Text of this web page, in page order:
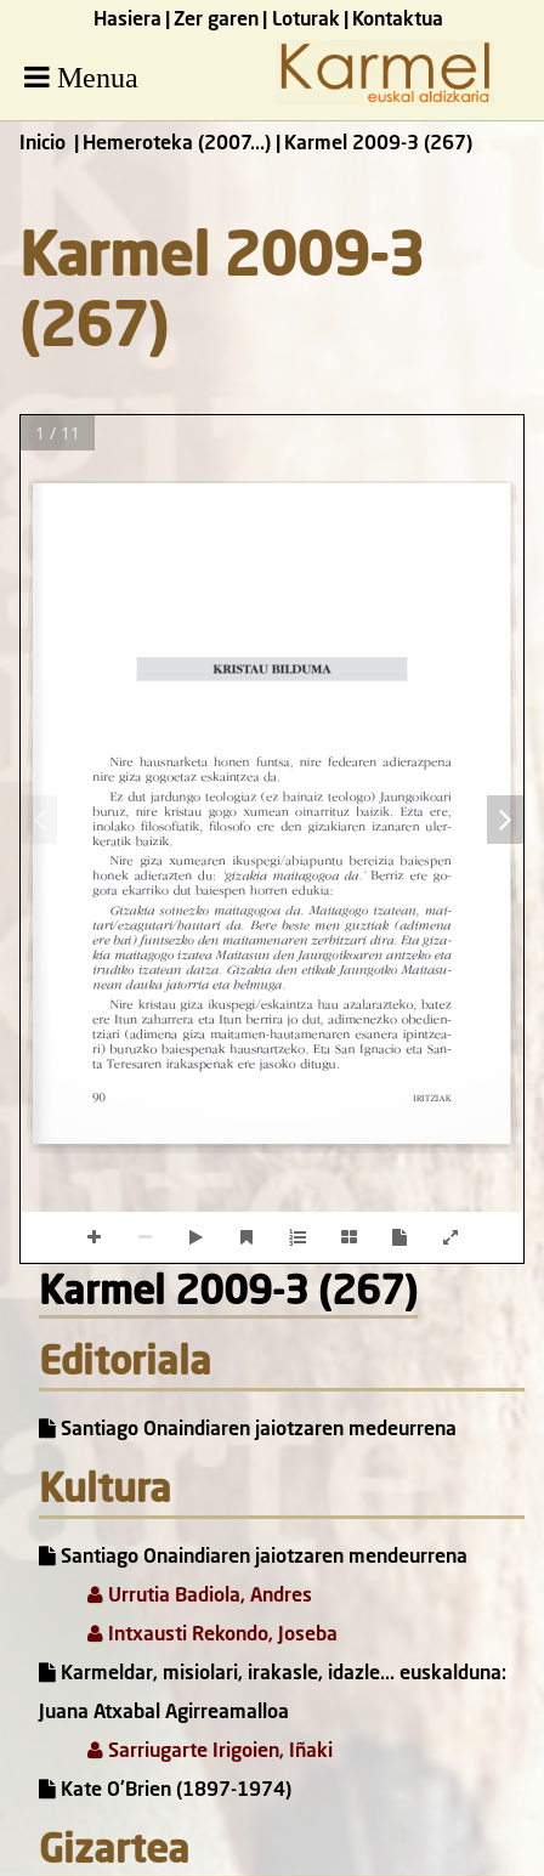
Hasiera Zer garen Loturak Kontaktua
Menua
Inicio Hemeroteka (2007...) Karmel 2009-3 (267)
Karmel 2009-3
(267)
1 / 11
Karmel 2009-3 (267)
Editoriala
Santiago Onaindiaren jaiotzaren medeurrena
Kultura
Santiago Onaindiaren jaiotzaren mendeurrena
Urrutia Badiola, Andres
Intxausti Rekondo, Joseba
Karmeldar, misiolari, irakasle, idazle... euskalduna:
Juana Atxabal Agirreamalloa
Sarriugarte Irigoien, Iñaki
Kate O'Brien (1897-1974)
Gizartea